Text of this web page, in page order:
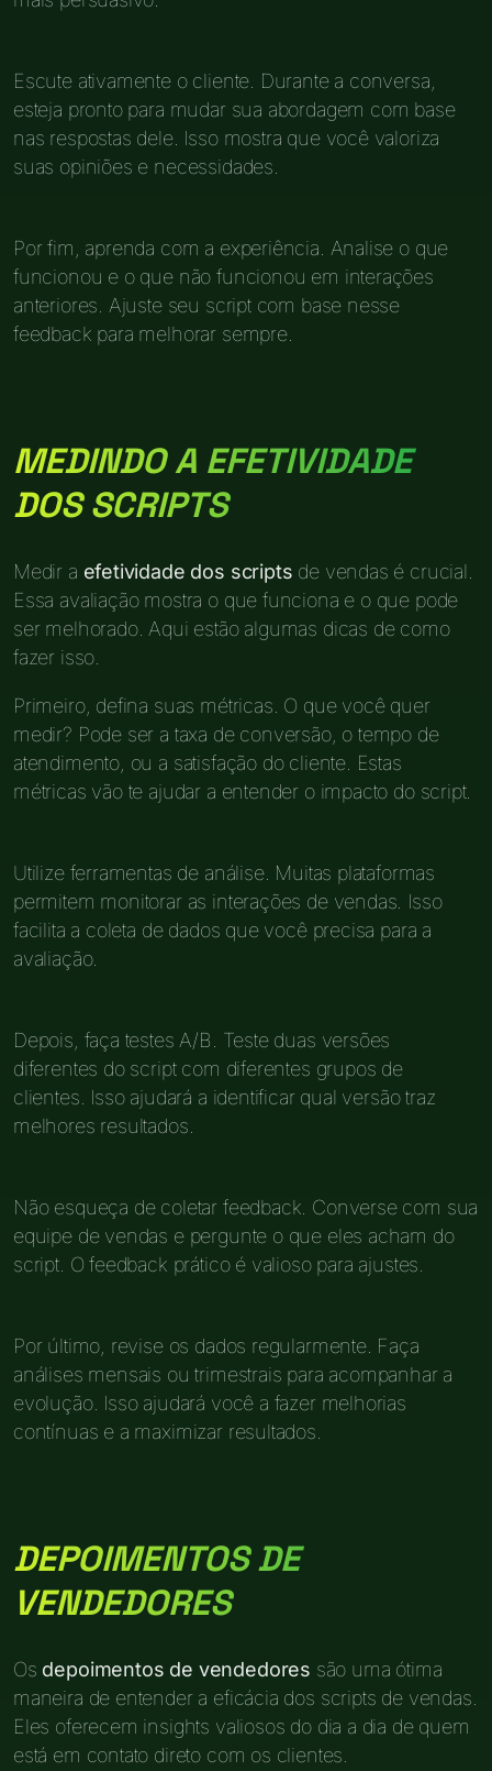
Escute ativamente o cliente. Durante a conversa,
esteja pronto para mudar sua abordagem com base
nas respostas dele. Isso mostra que você valoriza
suas opiniões e necessidades.
Por fim, aprenda com a experiência. Analise o que
funcionou e o que não funcionou em interações
anteriores. Ajuste seu script com base nesse
feedback para melhorar sempre.
MEDINDO A EFETIVIDADE
DOS SCRIPTS
Medir a efetividade dos scripts de vendas é crucial.
Essa avaliação mostra o que funciona e o que pode
ser melhorado. Aqui estão algumas dicas de como
fazer isso.
Primeiro, defina suas métricas. O que você quer
medir? Pode ser a taxa de conversão, o tempo de
atendimento, ou a satisfação do cliente. Estas
métricas vão te ajudar a entender o impacto do script.
Utilize ferramentas de análise. Muitas plataformas
permitem monitorar as interações de vendas. Isso
facilita a coleta de dados que você precisa para a
avaliação.
Depois, faça testes A/B. Teste duas versões
diferentes do script com diferentes grupos de
clientes. Isso ajudará a identificar qual versão traz
melhores resultados.
Não esqueça de coletar feedback. Converse com sua
equipe de vendas e pergunte o que eles acham do
script. O feedback prático é valioso para ajustes.
Por último, revise os dados regularmente. Faça
análises mensais ou trimestrais para acompanhar a
evolução. Isso ajudará você a fazer melhorias
contínuas e a maximizar resultados.
DEPOIMENTOS DE
VENDEDORES
Os depoimentos de vendedores são uma ótima
maneira de entender a eficácia dos scripts de vendas.
Eles oferecem insights valiosos do dia a dia de quem
está em contato direto com os clientes.